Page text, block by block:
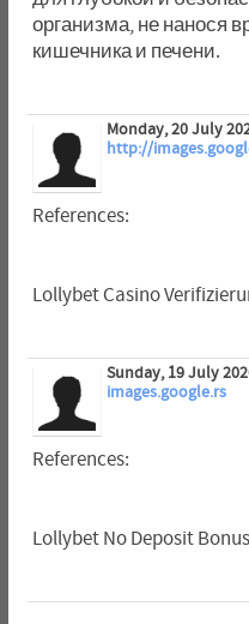
организма, не нанося
кишечника и печени.
Monday, 20 July
http://
References:
Lollybet Casino
Sunday, 19 July
images.google.rs
References:
Lollybet No Deposit Bonus